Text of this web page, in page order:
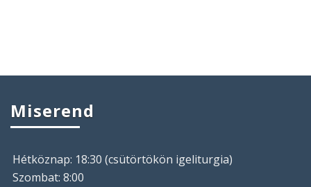
Miserend
Hétköznap: 18:30 (csütörtökön igeliturgia)
Szombat: 8:00